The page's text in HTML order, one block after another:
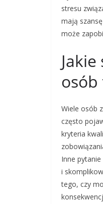
stresu
mają
może
osób
Wiele osób
często
kryteria
Inne
i
tego, czy